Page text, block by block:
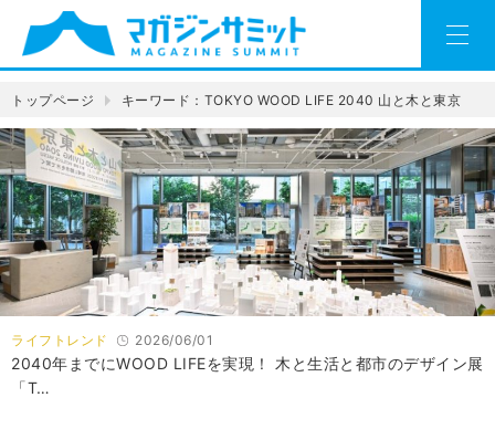
トップページ キーワード：TOKYO WOOD LIFE 2040 山と木と東京
ライフトレンド 2026/06/01
2040年までにWOOD LIFEを実現！ 木と生活と都市のデザイン展
「T…